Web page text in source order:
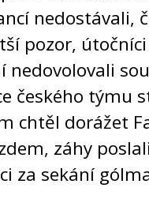
nedostávali,
pozor,
nedovolovali
českého týmu
chtěl dorážet
záhy
za sekání